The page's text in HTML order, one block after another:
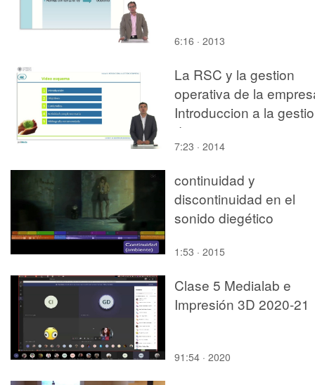
6:16 · 2013
La RSC y la gestion
operativa de la
Introduccion a la
de empresas
7:23 · 2014
continuidad y
discontinuidad en el
sonido diegético
1:53 · 2015
Clase 5 Medialab e
Impresión 3D 2020-21
91:54 · 2020